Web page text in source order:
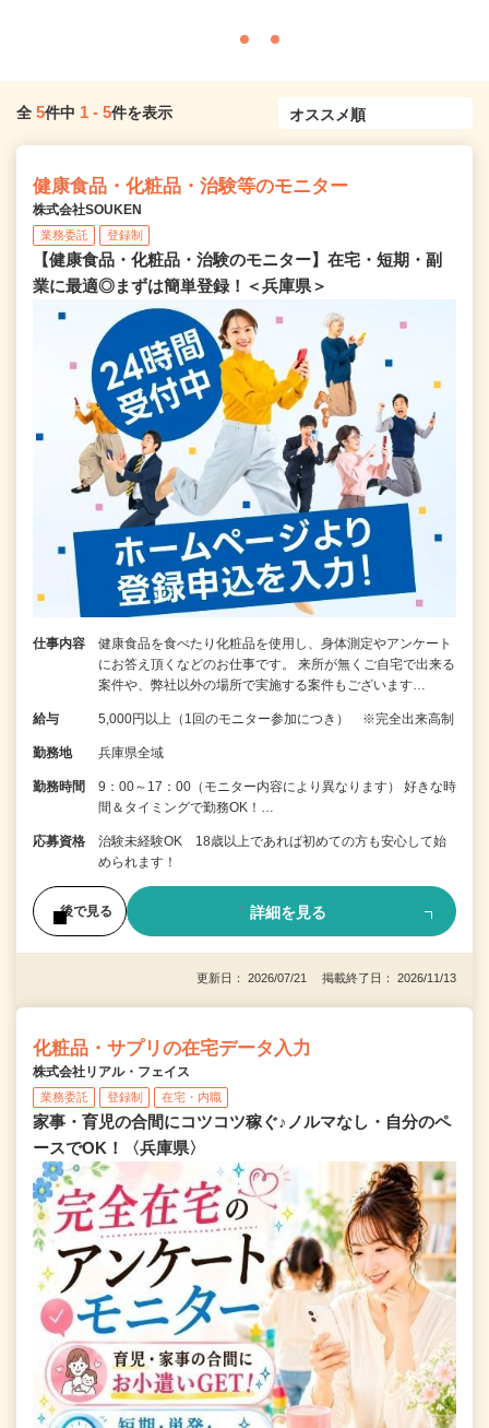
全 5件中 1 - 5件を表示
健康食品・化粧品・治験等のモニター
株式会社SOUKEN
業務委託 登録制
【健康食品・化粧品・治験のモニター】在宅・短期・副
業に最適◎まずは簡単登録！＜兵庫県＞
仕事内容
健康食品を食べたり化粧品を使用し、身体測定やアンケート
にお答え頂くなどのお仕事です。 来所が無くご自宅で出来る
案件や、弊社以外の場所で実施する案件もございます…
給与 5,000円以上（1回のモニター参加につき） ※完全出来高制
勤務地 兵庫県全域
勤務時間
9：00～17：00（モニター内容により異なります） 好きな時
間＆タイミングで勤務OK！…
応募資格
治験未経験OK 18歳以上であれば初めての方も安心して始
められます！
後で見る 詳細を見る
更新日： 2026/07/21 掲載終了日： 2026/11/13
化粧品・サプリの在宅データ入力
株式会社リアル・フェイス
業務委託 登録制 在宅・内職
家事・育児の合間にコツコツ稼ぐ♪ノルマなし・自分のペ
ースでOK！〈兵庫県〉